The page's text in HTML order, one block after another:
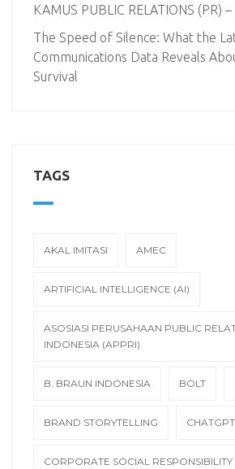
KAMUS PUBLIC RELATIONS (PR) –
The Speed of Silence: What the
Communications Data Reveals
Survival
TAGS
AKAL IMITASI AMEC
ARTIFICIAL INTELLIGENCE (AI)
ASOSIASI PERUSAHAAN PUBLIC
INDONESIA (APPRI)
B. BRAUN INDONESIA BOLT
BRAND STORYTELLING CHATGPT
CORPORATE SOCIAL RESPONSIBILITY